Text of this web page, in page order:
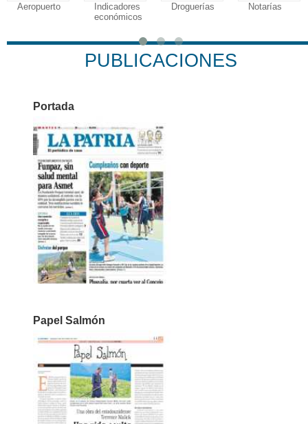
Indicadores
Droguerías Notarías
Calendario
PUBLICACIONES
Portada
Papel Salmón